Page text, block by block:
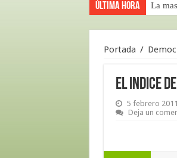
Última hora La
Portada /
El indice
5 febrero 2011
Deja un